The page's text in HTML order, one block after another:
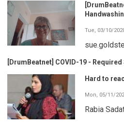
Tue, 03/10/
[DrumBeatnet] COVID-19 -
Hard to
Mon, 05/11/
Rabia